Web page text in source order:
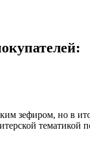
зефиром, но в
тематикой